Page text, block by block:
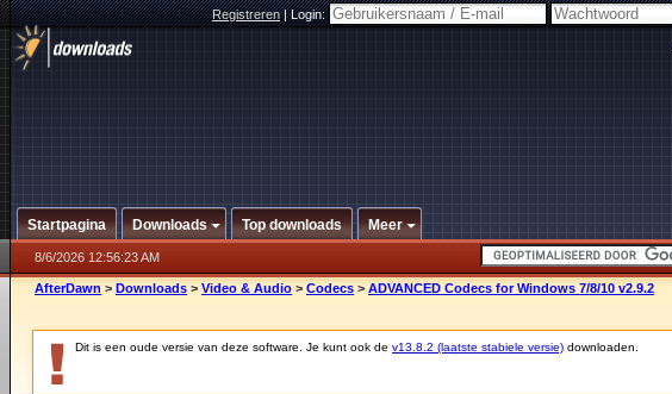
Registreren|Login:
Startpagina Downloads Top downloads Meer
8/6/2026 12:56:23 AM
AfterDawn > Downloads > Video & Audio > Codecs > ADVANCED Codecs for Windows 7/8/10 v2.9.2
Dit is een oude versie van deze software. Je kunt ook de v13.8.2 (laatste stabiele versie) downloaden.